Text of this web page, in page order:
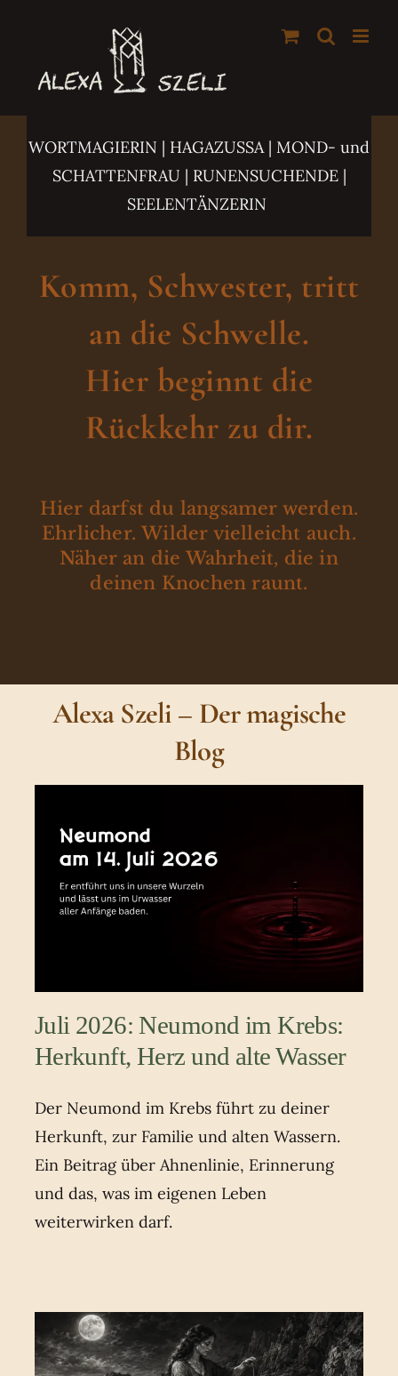
springen
WORTMAGIERIN | HAGAZUSSA | MOND- und
SCHATTENFRAU | RUNENSUCHENDE |
SEELENTÄNZERIN
Komm, Schwester, tritt
an die Schwelle.
Hier beginnt die
Rückkehr zu dir.
Hier darfst du langsamer werden.
Ehrlicher. Wilder vielleicht auch.
Näher an die Wahrheit, die in
deinen Knochen raunt.
Alexa Szeli – Der magische
Blog
Juli 2026: Neumond im Krebs:
Herkunft, Herz und alte Wasser
Der Neumond im Krebs führt zu deiner
Herkunft, zur Familie und alten Wassern.
Ein Beitrag über Ahnenlinie, Erinnerung
und das, was im eigenen Leben
weiterwirken darf.